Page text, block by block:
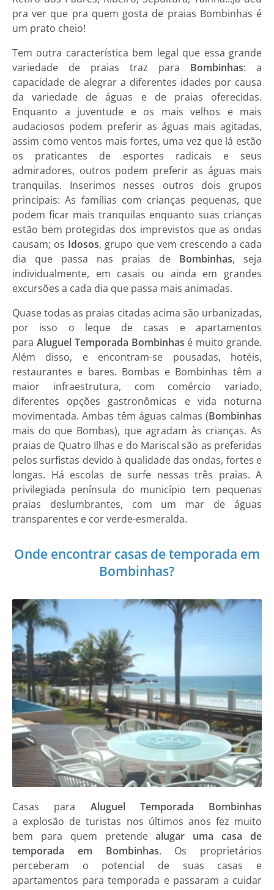
pra ver que pra quem gosta de praias Bombinhas é
um prato cheio!
Tem outra característica bem legal que essa grande
variedade de praias traz para Bombinhas: a
capacidade de alegrar a diferentes idades por causa
da variedade de águas e de praias oferecidas.
Enquanto a juventude e os mais velhos e mais
audaciosos podem preferir as águas mais agitadas,
assim como ventos mais fortes, uma vez que lá estão
os praticantes de esportes radicais e seus
admiradores, outros podem preferir as águas mais
tranquilas. Inserimos nesses outros dois grupos
principais: As famílias com crianças pequenas, que
podem ficar mais tranquilas enquanto suas crianças
estão bem protegidas dos imprevistos que as ondas
causam; os Idosos, grupo que vem crescendo a cada
dia que passa nas praias de Bombinhas, seja
individualmente, em casais ou ainda em grandes
excursões a cada dia que passa mais animadas.
Quase todas as praias citadas acima são urbanizadas,
por isso o leque de casas e apartamentos
para Aluguel Temporada Bombinhas é muito grande.
Além disso, e encontram-se pousadas, hotéis,
restaurantes e bares. Bombas e Bombinhas têm a
maior infraestrutura, com comércio variado,
diferentes opções gastronômicas e vida noturna
movimentada. Ambas têm águas calmas (Bombinhas
mais do que Bombas), que agradam às crianças. As
praias de Quatro Ilhas e do Mariscal são as preferidas
pelos surfistas devido à qualidade das ondas, fortes e
longas. Há escolas de surfe nessas três praias. A
privilegiada península do município tem pequenas
praias deslumbrantes, com um mar de águas
transparentes e cor verde-esmeralda.
Onde encontrar casas de temporada em
Bombinhas?
Casas para Aluguel Temporada Bombinhas
a explosão de turistas nos últimos anos fez muito
bem para quem pretendealugar uma casa de
temporada em Bombinhas. Os proprietários
perceberam o potencial de suas casas e
apartamentos para temporada e passaram a cuidar